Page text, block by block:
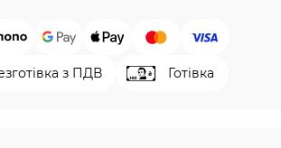
з ПДВ Готівка